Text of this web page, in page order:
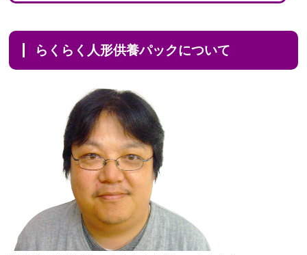
らくらく人形供養パックについて